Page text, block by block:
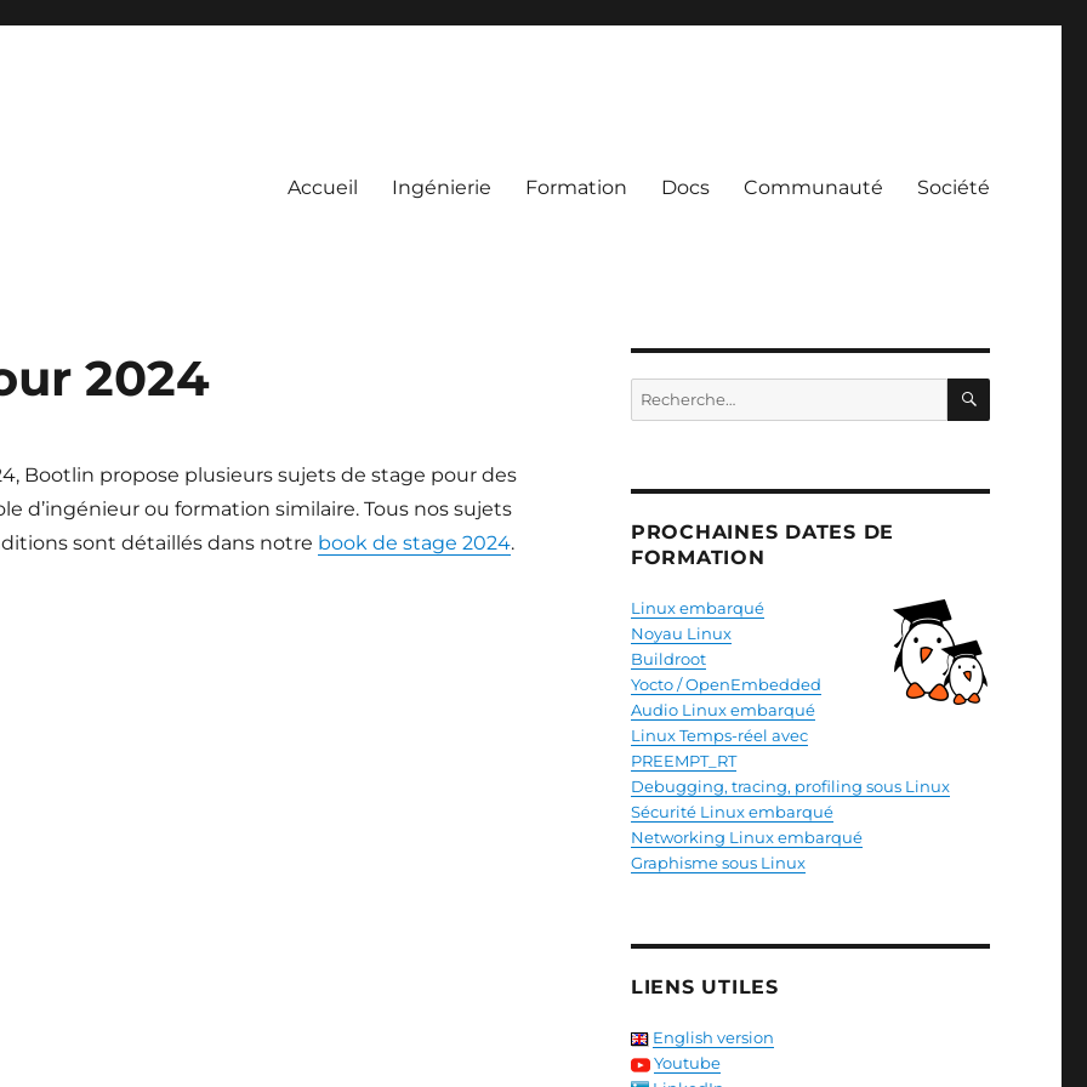
Accueil Ingénierie Formation Docs Communauté Société
2024
Bootlin propose plusieurs sujets de stage pour des
d’ingénieur ou formation similaire. Tous nos sujets
sont détaillés dans notre book de stage 2024.
Recherche
PROCHAINES DATES DE
FORMATION
Linux embarqué
Noyau Linux
Buildroot
Yocto / OpenEmbedded
Audio Linux embarqué
Linux Temps-réel avec
PREEMPT_RT
Debugging, tracing, profiling sous Linux
Sécurité Linux embarqué
Networking Linux embarqué
Graphisme sous Linux
LIENS UTILES
English version
Youtube